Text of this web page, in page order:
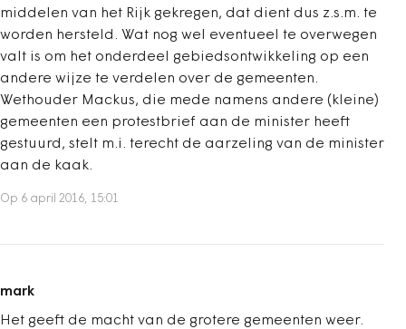
middelen van het Rijk gekregen, dat dient dus z.s.m. te
worden hersteld. Wat nog wel eventueel te overwegen
valt is om het onderdeel gebiedsontwikkeling op een
andere wijze te verdelen over de gemeenten.
Wethouder Mackus, die mede namens andere (kleine)
gemeenten een protestbrief aan de minister heeft
gestuurd, stelt m.i. terecht de aarzeling van de minister
aan de kaak.
Op 6 april 2016, 15:01
mark
Het geeft de macht van de grotere gemeenten weer.